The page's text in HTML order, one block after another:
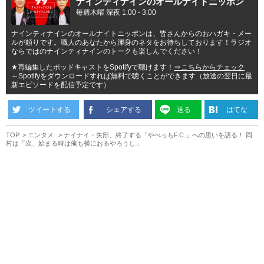
毎週木曜 深夜 1:00 - 3:00
ナインティナインのオールナイトニッポンは、皆さんからのおハガキ・メー
ルが頼りです。職人のあなたから渾身のネタをお待ちしております！ラジオ
ならではのナインティナインのトークも楽しんでください！
★再編集したポッドキャストをSpotifyで聴けます！ ⇒こちらからチェック
～Spotifyをダウンロードすれば無料で聴くことができます（放送の翌日に最
新エピソードを配信予定です）
ツイートする シェアする 送る はてな
TOP エンタメ
ナイナイ・矢部、終了する「やべっちF.C.」への思いを語る！ 岡
村は「次、始まる時は俺も横におるやろうし」